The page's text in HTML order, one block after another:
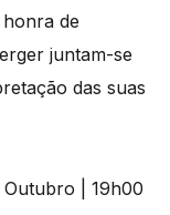
de
juntam-se
das suas